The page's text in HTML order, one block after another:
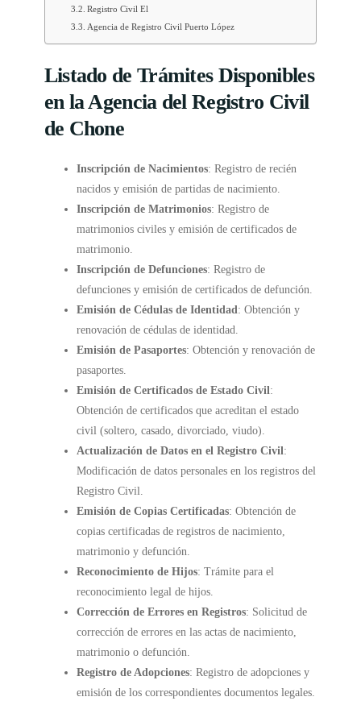
Registro Civil El
Agencia de Registro Civil Puerto López
Listado de Trámites Disponibles
en la Agencia del Registro Civil
de Chone
Inscripción de Nacimientos: Registro de recién
nacidos y emisión de partidas de nacimiento.
Inscripción de Matrimonios: Registro de
matrimonios civiles y emisión de certificados de
matrimonio.
Inscripción de Defunciones: Registro de
defunciones y emisión de certificados de defunción.
Emisión de Cédulas de Identidad: Obtención y
renovación de cédulas de identidad.
Emisión de Pasaportes: Obtención y renovación de
pasaportes.
Emisión de Certificados de Estado Civil:
Obtención de certificados que acreditan el estado
civil (soltero, casado, divorciado, viudo).
Actualización de Datos en el Registro Civil:
Modificación de datos personales en los registros del
Registro Civil.
Emisión de Copias Certificadas: Obtención de
copias certificadas de registros de nacimiento,
matrimonio y defunción.
Reconocimiento de Hijos: Trámite para el
reconocimiento legal de hijos.
Corrección de Errores en Registros: Solicitud de
corrección de errores en las actas de nacimiento,
matrimonio o defunción.
Registro de Adopciones: Registro de adopciones y
emisión de los correspondientes documentos legales.